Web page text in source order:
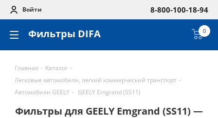
Войти 8-800-100-18-94
Фильтры DIFA 0
Главная - Каталог -
Легковые автомобили, легкий коммерческий транспорт -
Автомобили GEELY - GEELY Emgrand (SS11)
Фильтры для GEELY Emgrand (SS11) —